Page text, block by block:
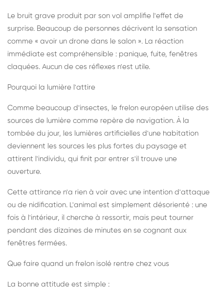
Le bruit grave produit par son vol amplifie l'effet de
surprise. Beaucoup de personnes décrivent la sensation
comme « avoir un drone dans le salon ». La réaction
immédiate est compréhensible : panique, fuite, fenêtres
claquées. Aucun de ces réflexes n'est utile.
Pourquoi la lumière l'attire
Comme beaucoup d'insectes, le frelon européen utilise des
sources de lumière comme repère de navigation. À la
tombée du jour, les lumières artificielles d'une habitation
deviennent les sources les plus fortes du paysage et
attirent l'individu, qui finit par entrer s'il trouve une
ouverture.
Cette attirance n'a rien à voir avec une intention d'attaque
ou de nidification. L'animal est simplement désorienté : une
fois à l'intérieur, il cherche à ressortir, mais peut tourner
pendant des dizaines de minutes en se cognant aux
fenêtres fermées.
Que faire quand un frelon isolé rentre chez vous
La bonne attitude est simple :